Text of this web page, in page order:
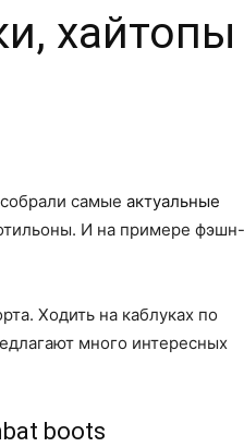
хайтопы
самые актуальные
И на примере фэшн-
Ходить на каблуках по
много интересных
boots